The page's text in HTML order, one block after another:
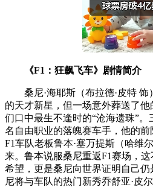
《F1：狂飙飞车》剧情简介
桑尼·海耶斯（布拉德·皮特
的天才新星，但一场意外葬送了
们口中最生不逢时的“沧海遗珠”
名自由职业的落魄赛车手，他的
F1车队老板鲁本·塞万提斯（哈维
来。鲁本说服桑尼重返F1赛场，
希望，更是桑尼向世界证明自己
尼将与车队的热门新秀乔舒亚·皮